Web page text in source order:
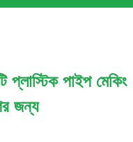
পাইপ মেকিং
জন্য